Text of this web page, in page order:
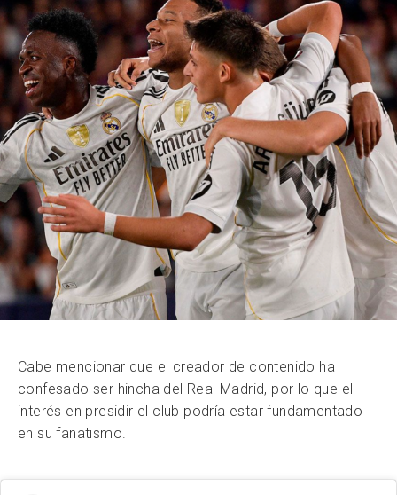
Cabe mencionar que el creador de contenido ha
confesado ser hincha del Real Madrid, por lo que el
interés en presidir el club podría estar fundamentado
en su fanatismo.